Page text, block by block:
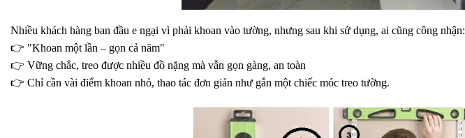
Nhiều khách hàng ban đầu e ngại vì phải khoan vào tường, nhưng sau khi sử dụng, ai cũng công nhận:
👉 "Khoan một lần – gọn cả năm"
👉 Vững chắc, treo được nhiều đồ nặng mà vẫn gọn gàng, an toàn
👉 Chỉ cần vài điểm khoan nhỏ, thao tác đơn giản như gắn một chiếc móc treo tường.